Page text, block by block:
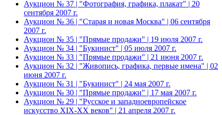
Аукцион № 37 | "Фотография, графика, плакат" | 20
сентября 2007 г.
Аукцион № 36 | "Старая и новая Москва" | 06 сентября
2007 г.
Аукцион № 35 | "Прямые продажи" | 19 июля 2007 г.
Аукцион № 34 | "Букинист" | 05 июля 2007 г.
Аукцион № 33 | "Прямые продажи" | 21 июня 2007 г.
Аукцион № 32 | "Живопись, графика, первые имена" | 02
июня 2007 г.
Аукцион № 31 | "Букинист" | 24 мая 2007 г.
Аукцион № 30 | "Прямые продажи" | 17 мая 2007 г.
Аукцион № 29 | "Русское и западноевропейское
искусство XIX-XX веков" | 21 апреля 2007 г.